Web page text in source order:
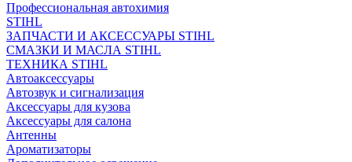
Профессиональная автохимия
STIHL
ЗАПЧАСТИ И АКСЕССУАРЫ STIHL
СМАЗКИ И МАСЛА STIHL
ТЕХНИКА STIHL
Автоаксессуары
Автозвук и сигнализация
Аксессуары для кузова
Аксессуары для салона
Антенны
Ароматизаторы